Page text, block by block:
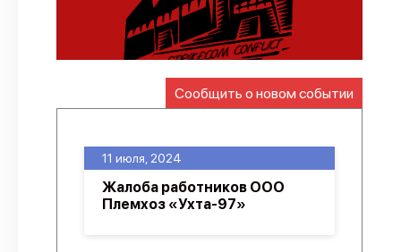
Отчеты
Предложить публикацию
API
Политика конфиденциальности
Сообщить о новом событии
11 июля, 2024
Жалоба работников ООО
Племхоз «Ухта-97»